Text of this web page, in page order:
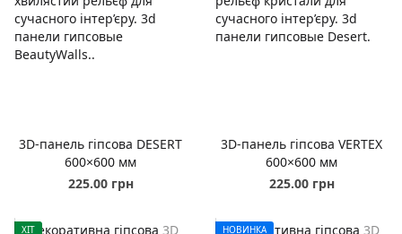
3D-панель гіпсова DESERT
600×600 мм
225.00 грн
3D-панель гіпсова VERTEX
600×600 мм
225.00 грн
ХІТ
НОВИНКА